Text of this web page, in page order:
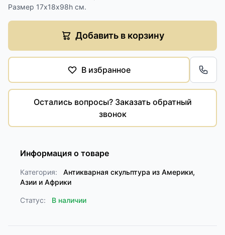
Размер 17х18х98h см.
Добавить в корзину
В избранное
Остались вопросы? Заказать обратный
звонок
Информация о товаре
Категория:
Антикварная скульптура из Америки,
Азии и Африки
Статус: В наличии